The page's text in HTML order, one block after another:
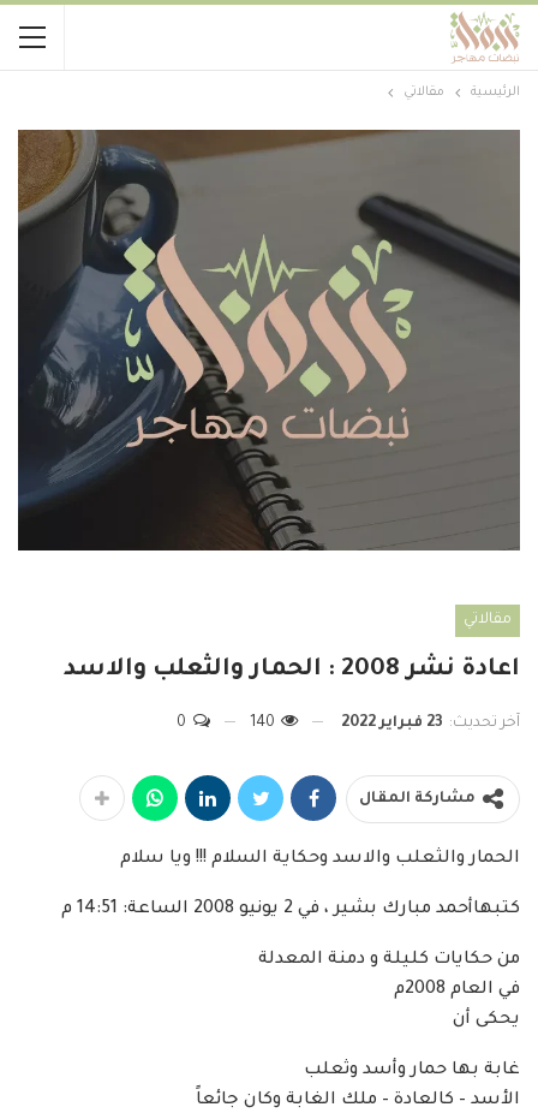
الرئيسية مقالاتي
مقالاتي
اعادة نشر 2008 : الحمار والثعلب والاسد
آخر تحديث: 23 فبراير 2022
مشاركة المقال
الحمار والثعلب والاسد وحكاية السلام !!! ويا سلام
كتبهاأحمد مبارك بشير ، في 2 يونيو 2008 الساعة: 14:51 م
من حكايات كليلة و دمنة المعدلة
في العام 2008م
يحكى أن
غابة بها حمار وأسد وثعلب
الأسد – كالعادة – ملك الغابة وكان جائعاً